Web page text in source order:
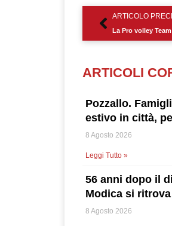
ARTICOLO
ARTICOLI
Pozzallo.
estivo in città,
8 Agosto 2026
Leggi Tutto »
56 anni dopo il
Modica si
8 Agosto 2026